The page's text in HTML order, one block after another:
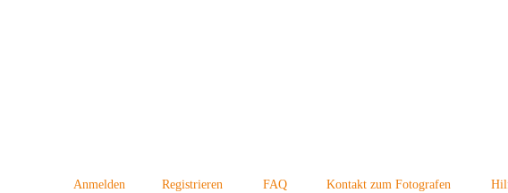
Anmelden Registrieren FAQ Kontakt zum Fotografen